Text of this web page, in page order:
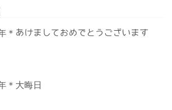
＊あけましておめでとうございます
＊大晦日